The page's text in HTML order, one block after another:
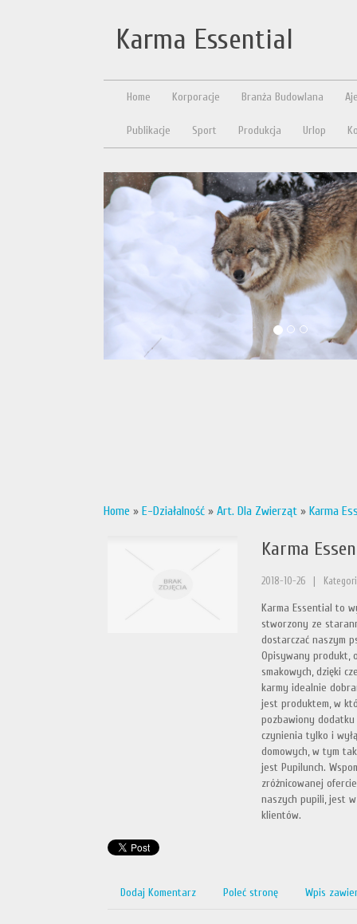
Karma Essential
Home Korporacje Branża Budowlana
Publikacje Sport Produkcja Urlop
Home » E-Działalność » Art. Dla Zwierząt » Karma
Karma
2018-10-26
Karma Essential to
stworzony ze
dostarczać naszym
Opisywany produkt,
smakowych, dzięki
karmy idealnie
jest produktem, w
pozbawiony dodatku
czynienia tylko i
domowych, w tym
jest Pupilunch.
zróżnicowanej
naszych pupili, jest
klientów.
Dodaj Komentarz Poleć stronę Wpis